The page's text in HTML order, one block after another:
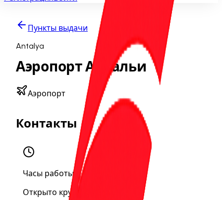
Пункты выдачи
Antalya
Аэропорт Антальи
Аэропорт
Контакты
Часы работы
Открыто круглосуточно